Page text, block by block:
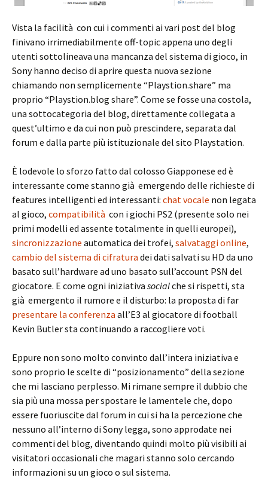
Vista la facilità con cui i commenti ai vari post del blog
finivano irrimediabilmente off-topic appena uno degli
utenti sottolineava una mancanza del sistema di gioco, in
Sony hanno deciso di aprire questa nuova sezione
chiamando non semplicemente “Playstion.share” ma
proprio “Playstion.blog share”. Come se fosse una costola,
una sottocategoria del blog, direttamente collegata a
quest’ultimo e da cui non può prescindere, separata dal
forum e dalla parte più istituzionale del sito Playstation.
È lodevole lo sforzo fatto dal colosso Giapponese ed è
interessante come stanno già emergendo delle richieste di
features intelligenti ed interessanti: chat vocale non legata
al gioco, compatibilità con i giochi PS2 (presente solo nei
primi modelli ed assente totalmente in quelli europei),
sincronizzazione automatica dei trofei, salvataggi online,
cambio del sistema di cifratura dei dati salvati su HD da uno
basato sull’hardware ad uno basato sull’account PSN del
giocatore. E come ogni iniziativa socialche si rispetti, sta
già emergento il rumore e il disturbo: la proposta di far
presentare la conferenza all’E3 al giocatore di football
Kevin Butler sta continuando a raccogliere voti.
Eppure non sono molto convinto dall’intera iniziativa e
sono proprio le scelte di “posizionamento” della sezione
che mi lasciano perplesso. Mi rimane sempre il dubbio che
sia più una mossa per spostare le lamentele che, dopo
essere fuoriuscite dal forum in cui si ha la percezione che
nessuno all’interno di Sony legga, sono approdate nei
commenti del blog, diventando quindi molto più visibili ai
visitatori occasionali che magari stanno solo cercando
informazioni su un gioco o sul sistema.